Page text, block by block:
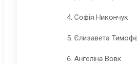
Софія Никончук
Єлизавета
Ангеліна Вовк